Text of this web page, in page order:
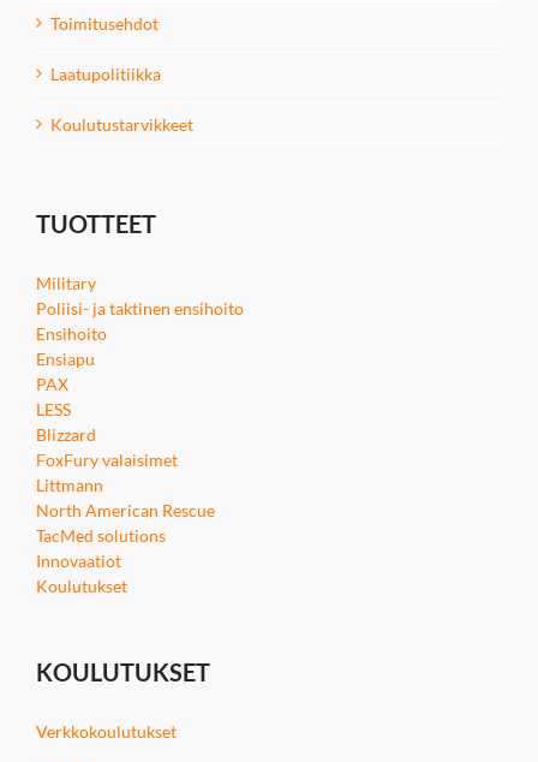
Toimitusehdot
Laatupolitiikka
Koulutustarvikkeet
TUOTTEET
Military
Poliisi- ja taktinen ensihoito
Ensihoito
Ensiapu
PAX
LESS
Blizzard
FoxFury valaisimet
Littmann
North American Rescue
TacMed solutions
Innovaatiot
Koulutukset
KOULUTUKSET
Verkkokoulutukset